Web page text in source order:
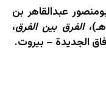
عبدالقاهر بن
الفرق بين الفرق،